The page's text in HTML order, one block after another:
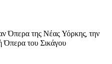
Όπερα της Νέας Υόρκης, την
Όπερα του Σικάγου